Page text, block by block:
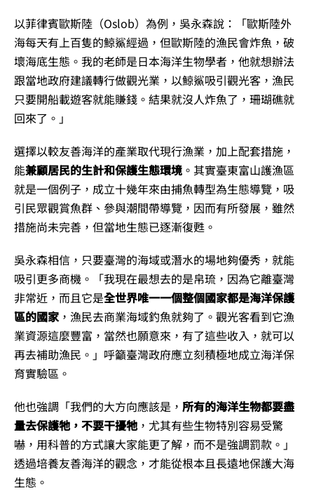
以菲律賓歐斯陸（Oslob）為例，吳永森說：「歐斯陸外
海每天有上百隻的鯨鯊經過，但歐斯陸的漁民會炸魚，破
壞海底生態。我的老師是日本海洋生物學者，他就想辦法
跟當地政府建議轉行做觀光業，以鯨鯊吸引觀光客，漁民
只要開船載遊客就能賺錢。結果就沒人炸魚了，珊瑚礁就
回來了。」
選擇以較友善海洋的產業取代現行漁業，加上配套措施，
能兼顧居民的生計和保護生態環境 。其實臺東富山護漁區
就是一個例子，成立十幾年來由捕魚轉型為生態導覽，吸
引民眾觀賞魚群、參與潮間帶導覽，因而有所發展，雖然
措施尚未完善，但當地生態已逐漸復甦。
吳永森相信，只要臺灣的海域或潛水的場地夠優秀，就能
吸引更多商機。「我現在最想去的是帛琉，因為它離臺灣
非常近，而且它是全世界唯一一個整個國家都是海洋保護
區的國家，漁民去商業海域釣魚就夠了。觀光客看到它漁
業資源這麼豐富，當然也願意來，有了這些收入，就可以
再去補助漁民。」呼籲臺灣政府應立刻積極地成立海洋保
育實驗區。
他也強調「我們的大方向應該是， 所有的海洋生物都要盡
量去保護牠，不要干擾牠，尤其有些生物特別容易受驚
嚇，用科普的方式讓大家能更了解，而不是強調罰款。」
透過培養友善海洋的觀念，才能從根本且長遠地保護大海
生態。